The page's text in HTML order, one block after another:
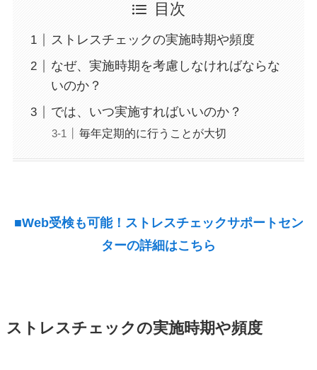
目次
ストレスチェックの実施時期や頻度
なぜ、実施時期を考慮しなければならな
いのか？
では、いつ実施すればいいのか？
毎年定期的に行うことが大切
■Web受検も可能！ストレスチェックサポートセン
ターの詳細はこちら
ストレスチェックの実施時期や頻度